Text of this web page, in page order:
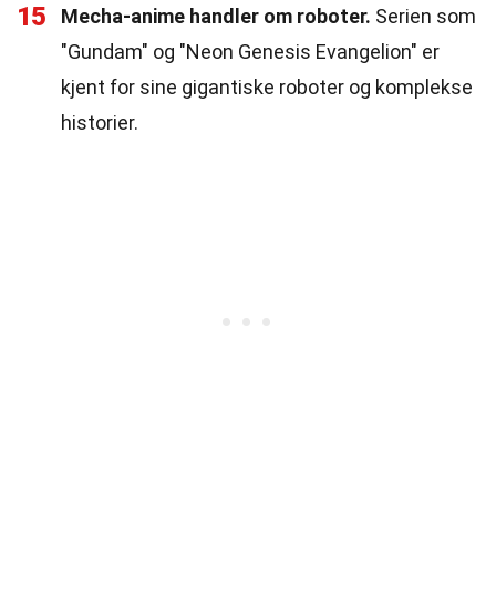
15 Mecha-anime handler om roboter. Serien som
"Gundam" og "Neon Genesis Evangelion" er
kjent for sine gigantiske roboter og komplekse
historier.